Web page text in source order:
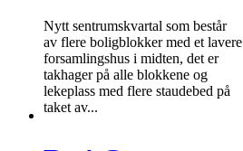
Nytt sentrumskvartal som består
av flere boligblokker med et lavere
forsamlingshus i midten, det er
takhager på alle blokkene og
lekeplass med flere staudebed på
taket av...